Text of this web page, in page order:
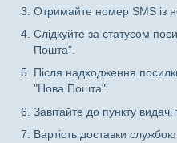
Отримайте номер SMS із
Слідкуйте за статусом
Пошта".
Після надходження
"Нова Пошта".
Завітайте до пункту
Вартість доставки